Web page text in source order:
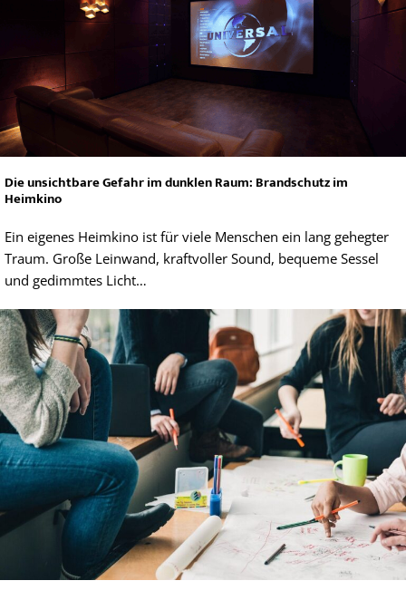
Die unsichtbare Gefahr im dunklen Raum: Brandschutz im
Heimkino
Ein eigenes Heimkino ist für viele Menschen ein lang gehegter
Traum. Große Leinwand, kraftvoller Sound, bequeme Sessel
und gedimmtes Licht…